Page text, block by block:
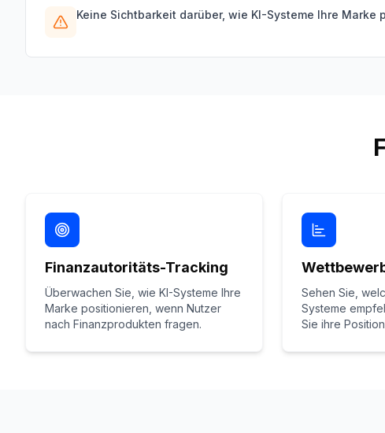
Keine Sichtbarkeit darüber, wie KI-Systeme Ihre Marke
Finanzautoritäts-Tracking
Überwachen Sie, wie KI-Systeme Ihre
Marke positionieren, wenn Nutzer
nach Finanzprodukten fragen.
Sehen Sie,
Systeme
Sie ihre